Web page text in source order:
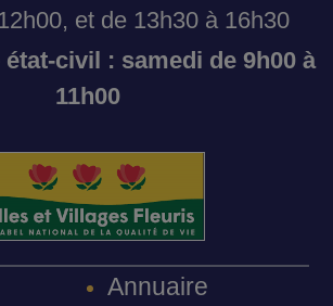
et de 13h30 à 16h30
civil : samedi de 9h00 à
11h00
Annuaire